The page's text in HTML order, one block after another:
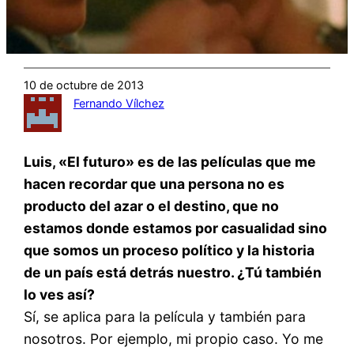
10 de octubre de 2013
Fernando Vílchez
Luis, «El futuro» es de las películas que me
hacen recordar que una persona no es
producto del azar o el destino, que no
estamos donde estamos por casualidad sino
que somos un proceso político y la historia
de un país está detrás nuestro. ¿Tú también
lo ves así?
Sí, se aplica para la película y también para
nosotros. Por ejemplo, mi propio caso. Yo me